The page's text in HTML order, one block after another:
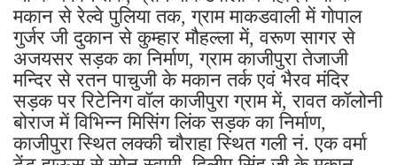
मकान से रेल्वे पुलिया तक, ग्राम माकडवाली में गोपाल
गुर्जर जी दुकान से कुम्हार मौहल्ला में, वरूण सागर से
अजयसर सड़क का निर्माण, ग्राम काजीपुरा तेजाजी
मन्दिर से रतन पाचुजी के मकान तर्क एवं भैरव मंदिर
सड़क पर रिटेनिग वॉल काजीपुरा ग्राम में, रावत कॉलोनी
बोराज में विभिन्न मिसिंग लिंक सड़क का निर्माण,
काजीपुरा स्थित लक्की चौराहा स्थित गली नं. एक वर्मा